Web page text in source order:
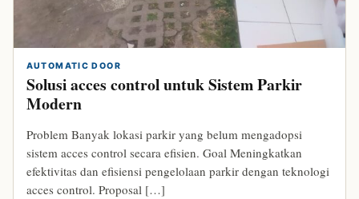
AUTOMATIC DOOR
Solusi acces control untuk Sistem Parkir
Modern
Problem Banyak lokasi parkir yang belum mengadopsi
sistem acces control secara efisien. Goal Meningkatkan
efektivitas dan efisiensi pengelolaan parkir dengan teknologi
acces control. Proposal […]